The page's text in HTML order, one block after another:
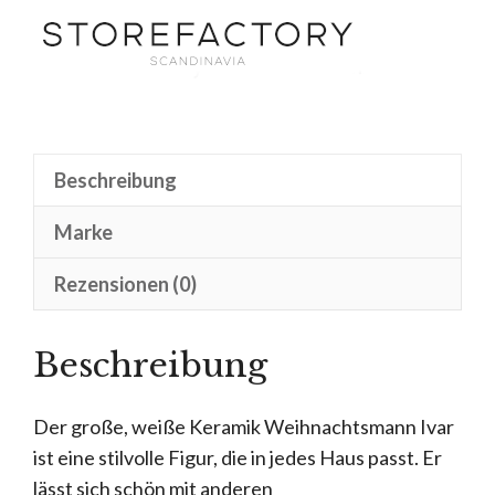
Beschreibung
Marke
Rezensionen (0)
Beschreibung
Der große, weiße Keramik Weihnachtsmann Ivar
ist eine stilvolle Figur, die in jedes Haus passt. Er
lässt sich schön mit anderen